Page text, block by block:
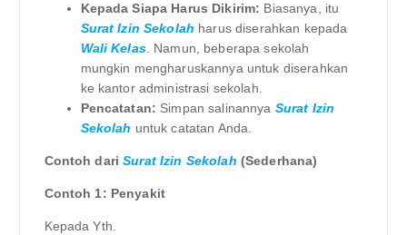
Kepada Siapa Harus Dikirim: Biasanya, itu
Surat Izin Sekolah harus diserahkan kepada
Wali Kelas. Namun, beberapa sekolah
mungkin mengharuskannya untuk diserahkan
ke kantor administrasi sekolah.
Pencatatan: Simpan salinannya Surat Izin
Sekolah untuk catatan Anda.
Contoh dariSurat Izin Sekolah (Sederhana)
Contoh 1: Penyakit
Kepada Yth.